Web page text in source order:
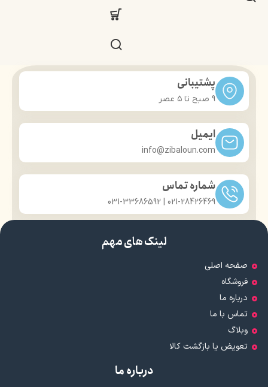
پشتیبانی
9 صبح تا ۵ عصر
ایمیل
info@zibaloun.com
شماره تماس
021-28426469 | 031-33686592
لینک های مهم
صفحه اصلی
فروشگاه
درباره ما
تماس با ما
وبلاگ
تعویض یا بازگشت کالا
درباره ما